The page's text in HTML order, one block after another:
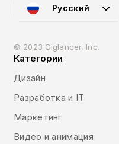
Русский
© 2023 Giglancer, Inc.
Категории
Дизайн
Разработка и IT
Маркетинг
Видео и анимация